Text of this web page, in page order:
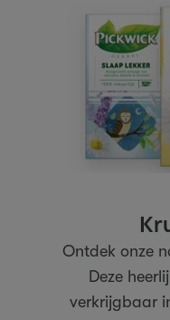
Ontdek onze
Deze
verkrijgbaar